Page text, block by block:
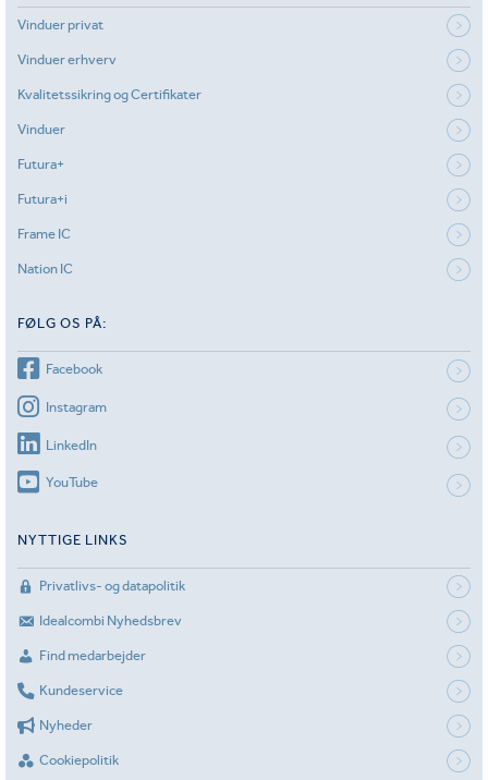
Vinduer privat
Vinduer erhverv
Kvalitetssikring og Certifikater
Vinduer
Futura+
Futura+i
Frame IC
Nation IC
FØLG OS PÅ:
Facebook
Instagram
LinkedIn
YouTube
NYTTIGE LINKS
Privatlivs- og datapolitik
Idealcombi Nyhedsbrev
Find medarbejder
Kundeservice
Nyheder
Cookiepolitik